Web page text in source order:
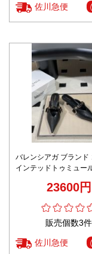
佐川急便
バレンシアガ ブランド
インテッドトゥミュー
23600円
販売個数3件
佐川急便